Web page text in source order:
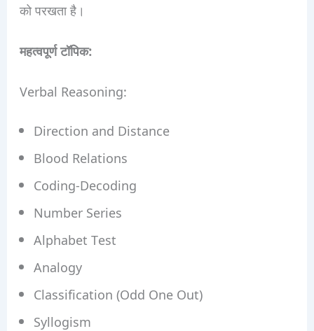
को परखता है।
महत्वपूर्ण टॉपिक:
Verbal Reasoning:
Direction and Distance
Blood Relations
Coding-Decoding
Number Series
Alphabet Test
Analogy
Classification (Odd One Out)
Syllogism